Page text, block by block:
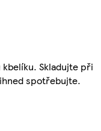
Skladujte při
spotřebujte.